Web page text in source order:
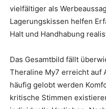
vielfältiger als
Lagerungskissen helfen
Halt und Handhabung
Das Gesamtbild fällt
Theraline My7 erreicht auf
häufig gelobt werden
kritische Stimmen